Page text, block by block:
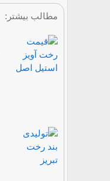
مطالب بیشتر: